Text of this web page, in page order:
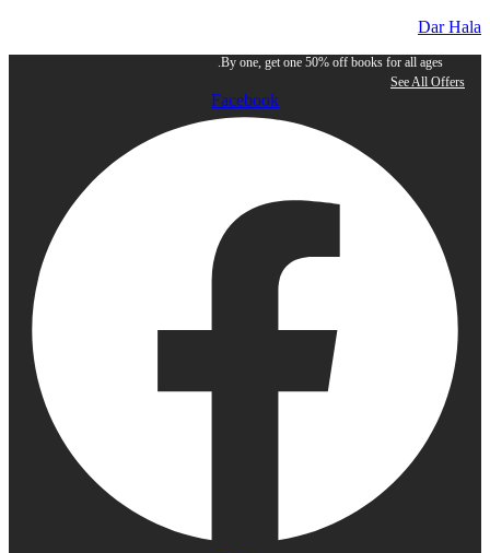
Dar Hala
By one, get one 50% off books for all ages.
See All Offers
Facebook